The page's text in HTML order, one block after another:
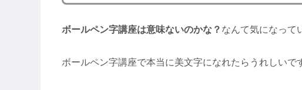
ボールペン字講座は意味ないのかな？ なんて気になって
ボールペン字講座で本当に美文字になれたらうれしいで